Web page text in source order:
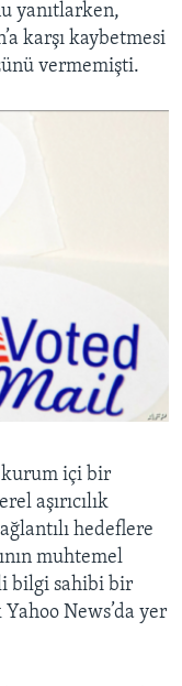
yanıtlarken,
karşı kaybetmesi
vermemişti.
kurum içi bir
aşırıcılık
hedeflere
muhtemel
bilgi sahibi bir
News’da yer